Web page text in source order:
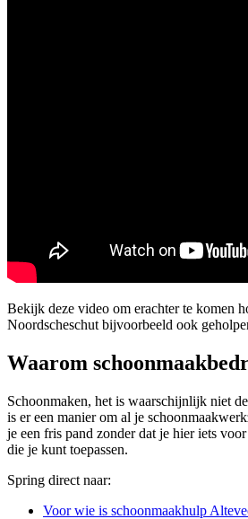
Bekijk deze video om erachter te komen
Noordscheschut bijvoorbeeld ook
Waarom
Schoonmaken, het is waarschijnlijk niet
is er een manier om al je
je een fris pand zonder dat je hier iets
die je kunt toepassen.
Spring direct naar:
Voor wie is schoonmaakhulp